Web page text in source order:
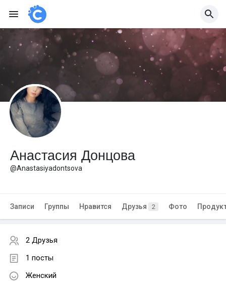
Анастасия Донцова
@Anastasiyadontsova
Записи Группы Нравится Друзья 2 Фото
2 Друзья
1 посты
Женский